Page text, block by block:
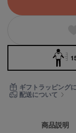
Barbour
バブアー
ビヨンドクローゼット
Calvin Klein
カルバン・クライン
ギフトラッピング
配送について
商品説明